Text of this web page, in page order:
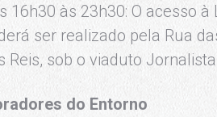
16h30 às 23h30: O acesso
ser realizado pela Rua
Reis, sob o viaduto
do Entorno